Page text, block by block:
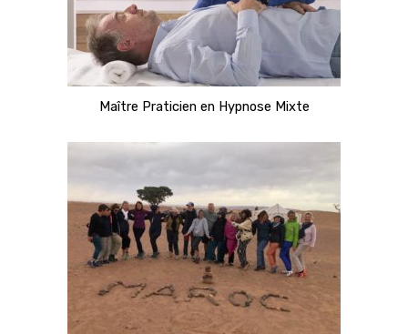
Maître Praticien en Hypnose Mixte